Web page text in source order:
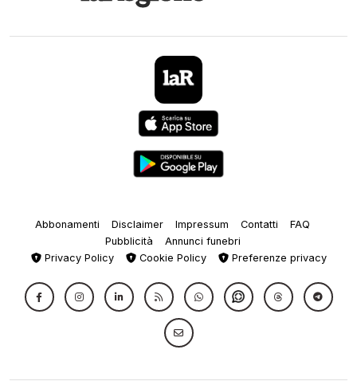
Abbonamenti Disclaimer Impressum Contatti
FAQ
Pubblicità
Annunci funebri
Privacy Policy
Cookie Policy Preferenze privacy